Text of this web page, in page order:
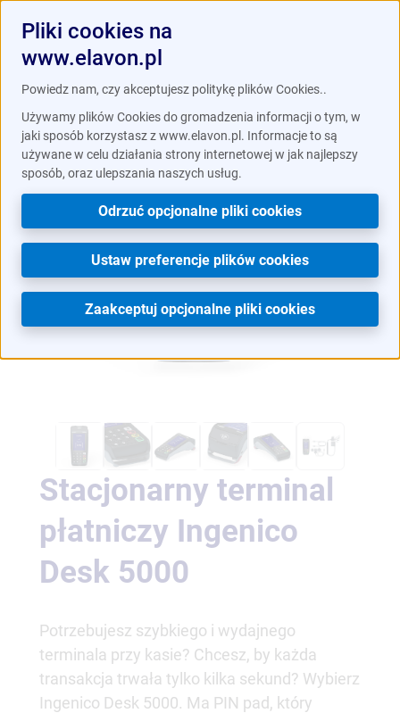
Terminale płatnicze / Ingenico Desk 5000
Stacjonarny terminal
płatniczy Ingenico
Desk 5000
Potrzebujesz szybkiego i wydajnego
terminala przy kasie? Chcesz, by każda
transakcja trwała tylko kilka sekund? Wybierz
Ingenico Desk 5000. Ma PIN pad, który
Pliki cookies na
www.elavon.pl
Powiedz nam, czy akceptujesz politykę plików Cookies..
Używamy plików Cookies do gromadzenia informacji o tym, w
jaki sposób korzystasz z www.elavon.pl. Informacje to są
używane w celu działania strony internetowej w jak najlepszy
sposób, oraz ulepszania naszych usług.
Zaakceptuj opcjonalne pliki cookies
Ustaw preferencje plików cookies
Odrzuć opcjonalne pliki cookies